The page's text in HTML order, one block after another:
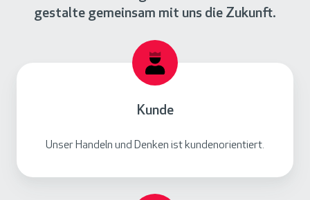
gestalte gemeinsam mit uns die Zukunft.
Kunde
Unser Handeln und Denken ist kundenorientiert.